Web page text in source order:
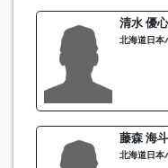
清水 優心
北海道日本
藤森 海斗
北海道日本